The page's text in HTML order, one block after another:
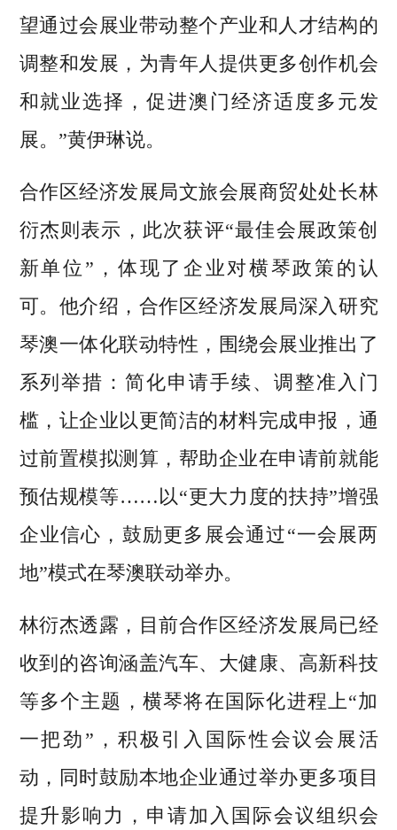
望通过会展业带动整个产业和人才结构的
调整和发展，为青年人提供更多创作机会
和就业选择，促进澳门经济适度多元发
展。”黄伊琳说。
合作区经济发展局文旅会展商贸处处长林
衍杰则表示，此次获评“最佳会展政策创
新单位”，体现了企业对横琴政策的认
可。他介绍，合作区经济发展局深入研究
琴澳一体化联动特性，围绕会展业推出了
系列举措：简化申请手续、调整准入门
槛，让企业以更简洁的材料完成申报，通
过前置模拟测算，帮助企业在申请前就能
预估规模等……以“更大力度的扶持”增强
企业信心，鼓励更多展会通过“一会展两
地”模式在琴澳联动举办。
林衍杰透露，目前合作区经济发展局已经
收到的咨询涵盖汽车、大健康、高新科技
等多个主题，横琴将在国际化进程上“加
一把劲”，积极引入国际性会议会展活
动，同时鼓励本地企业通过举办更多项目
提升影响力，申请加入国际会议组织会